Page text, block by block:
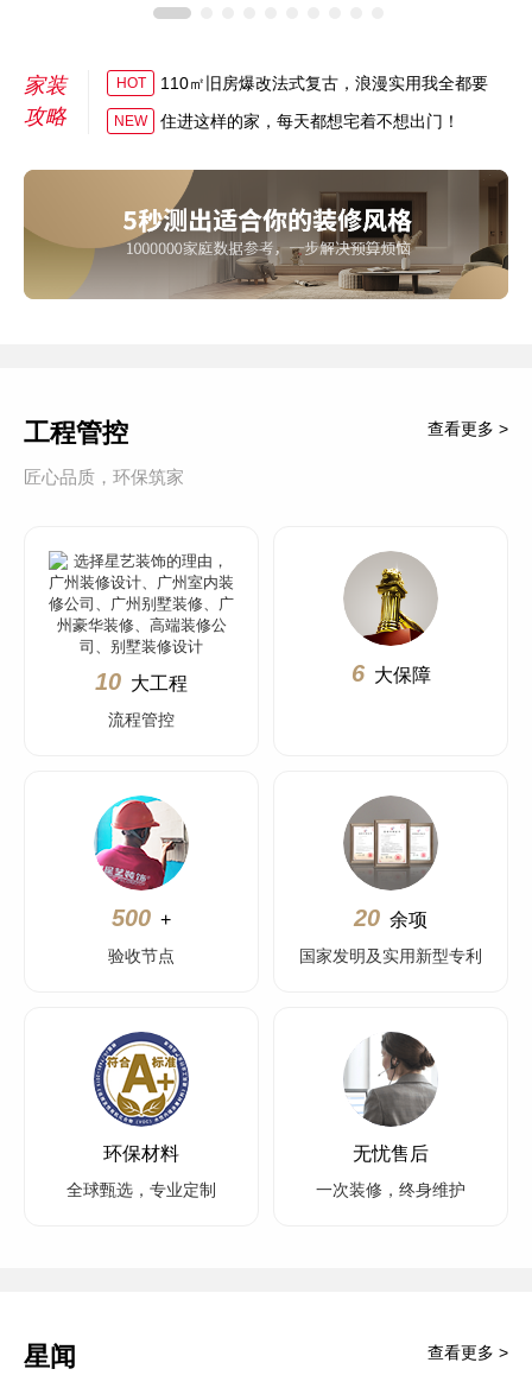
家装
攻略
HOT 110㎡旧房爆改法式复古，浪漫实用我全都要
NEW 住进这样的家，每天都想宅着不想出门！
工程管控
匠心品质，环保筑家
查看更多 >
10 大工程
流程管控
6 大保障
500 +
验收节点
20 余项
国家发明及实用新型专利
环保材料
全球甄选，专业定制
无忧售后
一次装修，终身维护
星闻 查看更多 >